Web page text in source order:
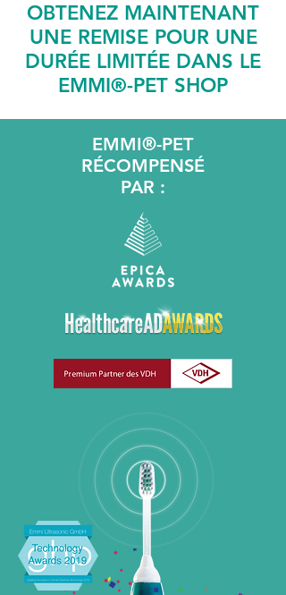
OBTENEZ MAINTENANT
UNE REMISE POUR UNE
DURÉE LIMITÉE DANS LE
EMMI®-PET SHOP
EMMI®-PET
RÉCOMPENSÉ
PAR :